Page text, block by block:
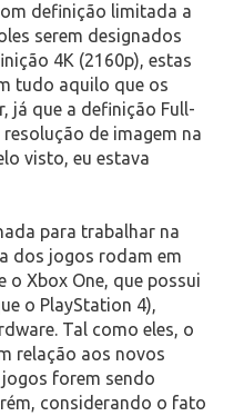
definição limitada a
serem designados
4K (2160p), estas
tudo aquilo que os
já que a definição Full-
de imagem na
visto, eu estava
para trabalhar na
dos jogos rodam em
o Xbox One, que possui
o PlayStation 4),
Tal como eles, o
relação aos novos
forem sendo
considerando o fato